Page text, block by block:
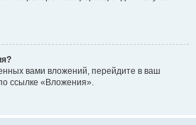
вами вложений, перейдите в ваш
ссылке «Вложения».